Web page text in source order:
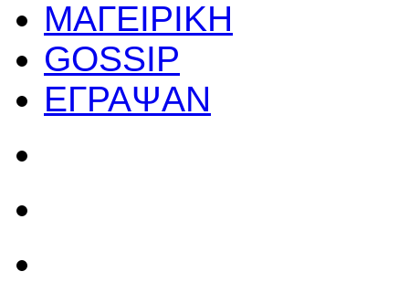
ΜΑΓΕΙΡΙΚΗ
GOSSIP
ΕΓΡΑΨΑΝ